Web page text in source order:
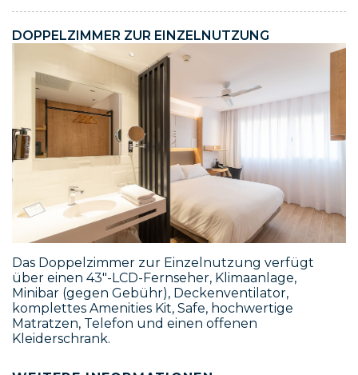
DOPPELZIMMER ZUR EINZELNUTZUNG
Das Doppelzimmer zur Einzelnutzung verfügt
über einen 43"-LCD-Fernseher, Klimaanlage,
Minibar (gegen Gebühr), Deckenventilator,
komplettes Amenities Kit, Safe, hochwertige
Matratzen, Telefon und einen offenen
Kleiderschrank.